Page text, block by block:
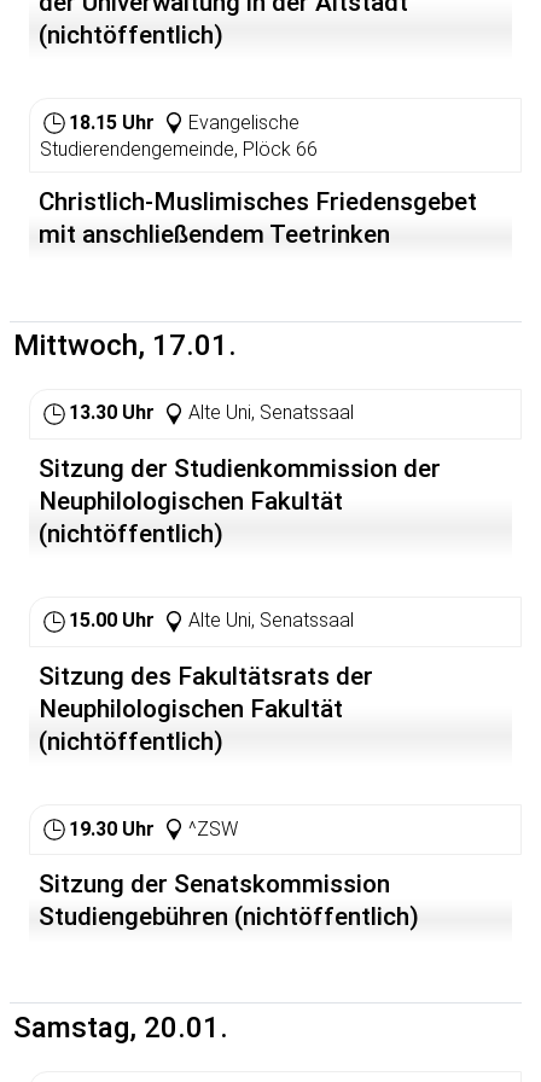
vorgestellt. Für Brot, Butter, Marmelade, Kaffee und Tee
ist gesorgt - den Teilnehmenden entstehen keine Kosten
(nichtöffentlich)
18.15 Uhr
Evangelische
Studierendengemeinde, Plöck 66
Christlich-Muslimisches Friedensgebet
mit anschließendem Teetrinken
Mittwoch, 17.01.
13.30 Uhr Alte Uni, Senatssaal
Sitzung der Studienkommission der
Neuphilologischen Fakultät
(nichtöffentlich)
15.00 Uhr Alte Uni, Senatssaal
Sitzung des Fakultätsrats der
Neuphilologischen Fakultät
(nichtöffentlich)
19.30 Uhr ^ZSW
Sitzung der Senatskommission
Studiengebühren (nichtöffentlich)
Samstag, 20.01.